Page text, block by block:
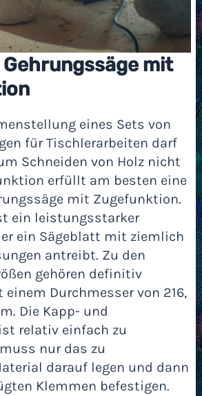
mit
eines Sets von
für Tischlerarbeiten darf
Schneiden von Holz nicht
erfüllt am besten eine
mit Zugefunktion.
ein leistungsstarker
ein Sägeblatt mit ziemlich
antreibt. Zu den
gehören definitiv
Durchmesser von 216,
Die Kapp- und
relativ einfach zu
nur das zu
darauf legen und dann
Klemmen befestigen.